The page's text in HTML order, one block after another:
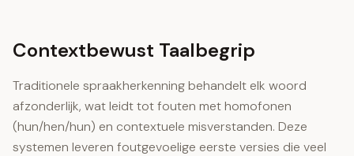
Contextbewust Taalbegrip
Traditionele spraakherkenning behandelt elk woord
afzonderlijk, wat leidt tot fouten met homofonen
(hun/hen/hun) en contextuele misverstanden. Deze
systemen leveren foutgevoelige eerste versies die veel